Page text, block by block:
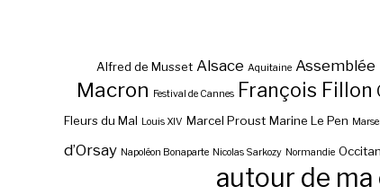
Alfred de Musset Alsace Aquitaine Assemblée
Macron Festival de Cannes François Fillon
Fleurs du Mal Louis XIV Marcel Proust Marine Le Pen
d’Orsay Napoléon Bonaparte Nicolas Sarkozy Normandie
autour de